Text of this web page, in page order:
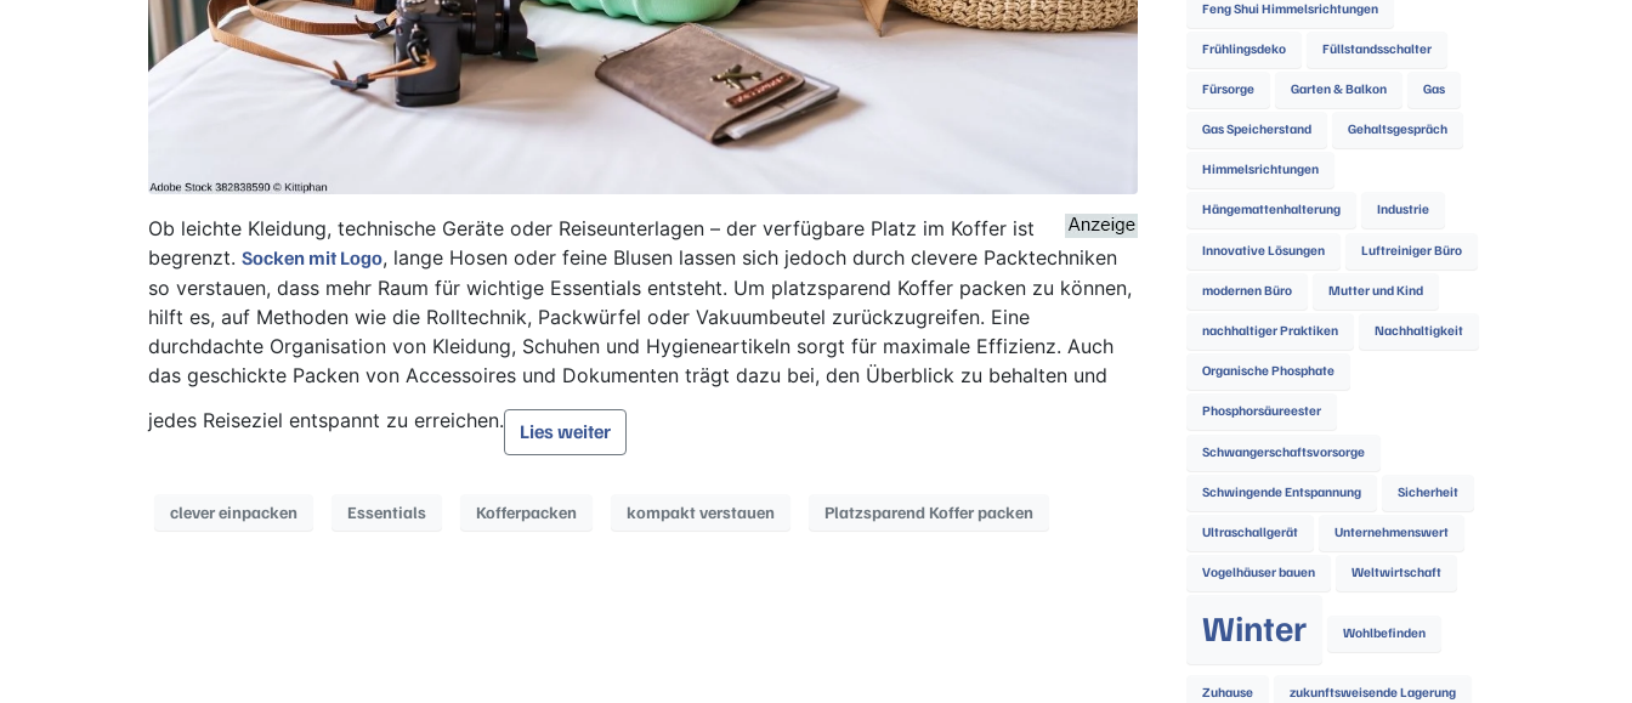
Ob leichte Kleidung, technische Geräte oder Reiseunterlagen – der verfügbare Platz im Koffer ist
begrenzt. Socken mit Logo, lange Hosen oder feine Blusen lassen sich jedoch durch clevere Packtechniken
so verstauen, dass mehr Raum für wichtige Essentials entsteht. Um platzsparend Koffer packen zu können,
hilft es, auf Methoden wie die Rolltechnik, Packwürfel oder Vakuumbeutel zurückzugreifen. Eine
durchdachte Organisation von Kleidung, Schuhen und Hygieneartikeln sorgt für maximale Effizienz. Auch
das geschickte Packen von Accessoires und Dokumenten trägt dazu bei, den Überblick zu behalten und
jedes Reiseziel entspannt zu erreichen.
Lies weiter
clever einpacken Essentials Kofferpacken kompakt verstauen Platzsparend Koffer packen
Feng Shui Himmelsrichtungen
Frühlingsdeko Füllstandsschalter
Fürsorge Garten & Balkon Gas
Gas Speicherstand Gehaltsgespräch
Himmelsrichtungen
Hängemattenhalterung Industrie
Innovative Lösungen Luftreiniger Büro
modernen Büro Mutter und Kind
nachhaltiger Praktiken Nachhaltigkeit
Organische Phosphate
Phosphorsäureester
Schwangerschaftsvorsorge
Schwingende Entspannung Sicherheit
Ultraschallgerät Unternehmenswert
Vogelhäuser bauen Weltwirtschaft
Winter Wohlbefinden
Zuhause zukunftsweisende Lagerung